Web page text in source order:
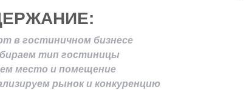
в гостиничном бизнесе
тип гостиницы
место и помещение
рынок и конкуренцию